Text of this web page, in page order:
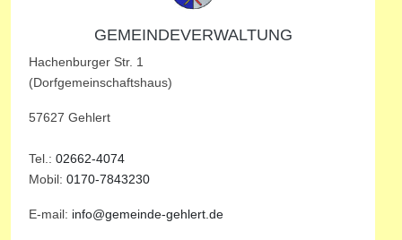
GEMEINDEVERWALTUNG
Hachenburger Str. 1
(Dorfgemeinschaftshaus)
57627 Gehlert
Tel.: 02662-4074
Mobil: 0170-7843230
E-mail: info@gemeinde-gehlert.de